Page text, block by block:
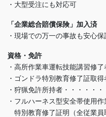
・大型受注にも対応可
「企業総合賠償保険」加入済
・現場での万一の事故も安心保
資格・免許
・高所作業車運転技能講習修
・ゴンドラ特別教育修了証取
・狩猟免許所持者・・・・・
・フルハーネス型安全帯使用作
特別教育修了証明（全従業員